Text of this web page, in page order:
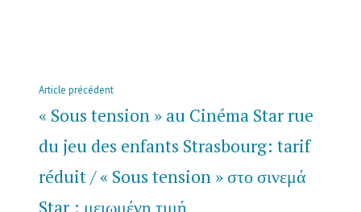
Navigation
de
l’article
Article précédentArticle
précédent :
« Sous tension » au Cinéma Star rue
du jeu des enfants Strasbourg: tarif
réduit / « Sous tension » στο σινεμά
Star : μειωμένη τιμή